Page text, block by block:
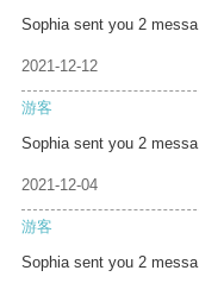
Sophia sent you 2 messa
2021-12-12
游客
Sophia sent you 2 messa
2021-12-04
游客
Sophia sent you 2 messa